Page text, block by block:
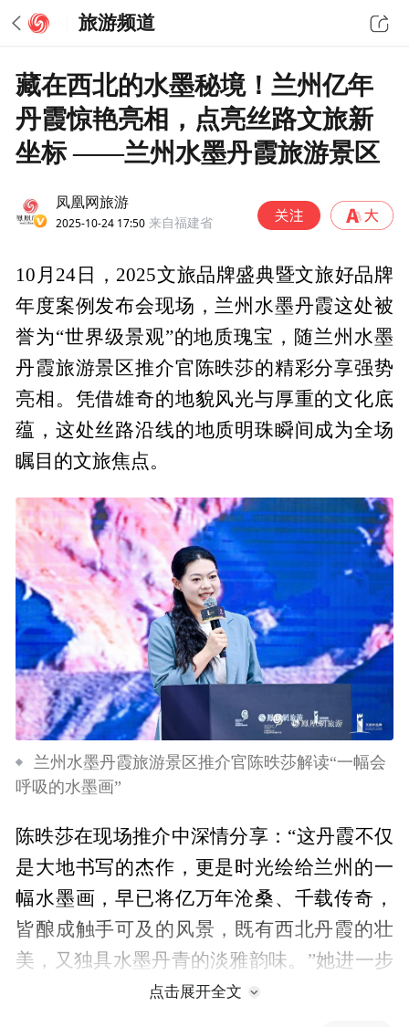
旅游频道
藏在西北的水墨秘境！兰州亿年
丹霞惊艳亮相，点亮丝路文旅新
坐标 ——兰州水墨丹霞旅游景区
凤凰网旅游
2025-10-24 17:50 来自福建省
10月24日，2025文旅品牌盛典暨文旅好品牌
年度案例发布会现场，兰州水墨丹霞这处被
誉为“世界级景观”的地质瑰宝，随兰州水墨
丹霞旅游景区推介官陈昳莎的精彩分享强势
亮相。凭借雄奇的地貌风光与厚重的文化底
蕴，这处丝路沿线的地质明珠瞬间成为全场
瞩目的文旅焦点。
兰州水墨丹霞旅游景区推介官陈昳莎解读“一幅会
呼吸的水墨画”
陈昳莎在现场推介中深情分享：“这丹霞不仅
是大地书写的杰作，更是时光绘给兰州的一
幅水墨画，早已将亿万年沧桑、千载传奇，
皆酿成触手可及的风景，既有西北丹霞的壮
美，又独具水墨丹青的淡雅韵味。”她进一步
介绍，作为喜马拉雅造山运动孕育的地质瑰
点击展开全文